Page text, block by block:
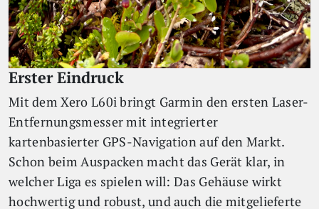
Erster Eindruck
Mit dem Xero L60i bringt Garmin den ersten Laser-
Entfernungsmesser mit integrierter
kartenbasierter GPS-Navigation auf den Markt.
Schon beim Auspacken macht das Gerät klar, in
welcher Liga es spielen will: Das Gehäuse wirkt
hochwertig und robust, und auch die mitgelieferte